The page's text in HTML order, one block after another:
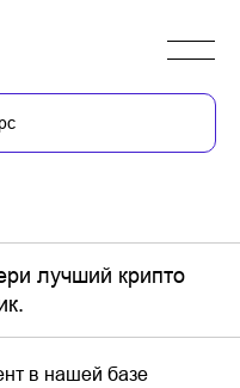
лучший крипто
в нашей базе